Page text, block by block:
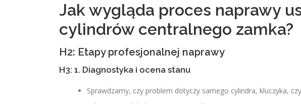
Jak wygląda proces naprawy
cylindrów centralnego zamka?
H2: Etapy profesjonalnej naprawy
H3: 1. Diagnostyka i ocena stanu
Sprawdzamy, czy problem dotyczy samego cylindra, kluczyka,